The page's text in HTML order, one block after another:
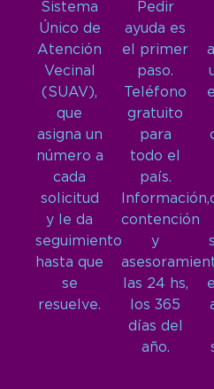
Sistema
Único de
Atención
Vecinal
(SUAV),
que
asigna un
número a
cada
solicitud
y le da
seguimiento
hasta que
se
resuelve.
Pedir
ayuda es
el primer
paso.
Teléfono
gratuito
para
todo el
país.
Información,
contención
y
las 24 hs,
los 365
días del
año.